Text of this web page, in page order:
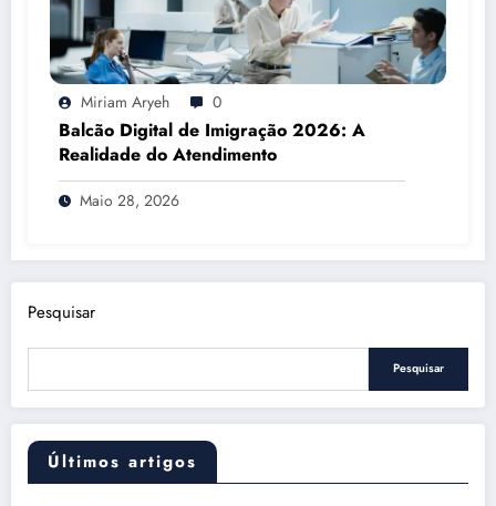
Miriam Aryeh 0
Balcão Digital de Imigração 2026: A
Realidade do Atendimento
Maio 28, 2026
Pesquisar
Pesquisar
Últimos artigos